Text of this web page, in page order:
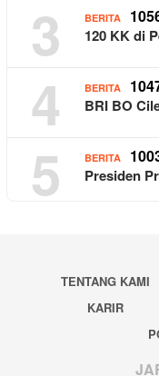
3 BERITA
120 KK di
4 BERITA
BRI BO
5 BERITA
Presiden
TENTANG KAMI
KARIR